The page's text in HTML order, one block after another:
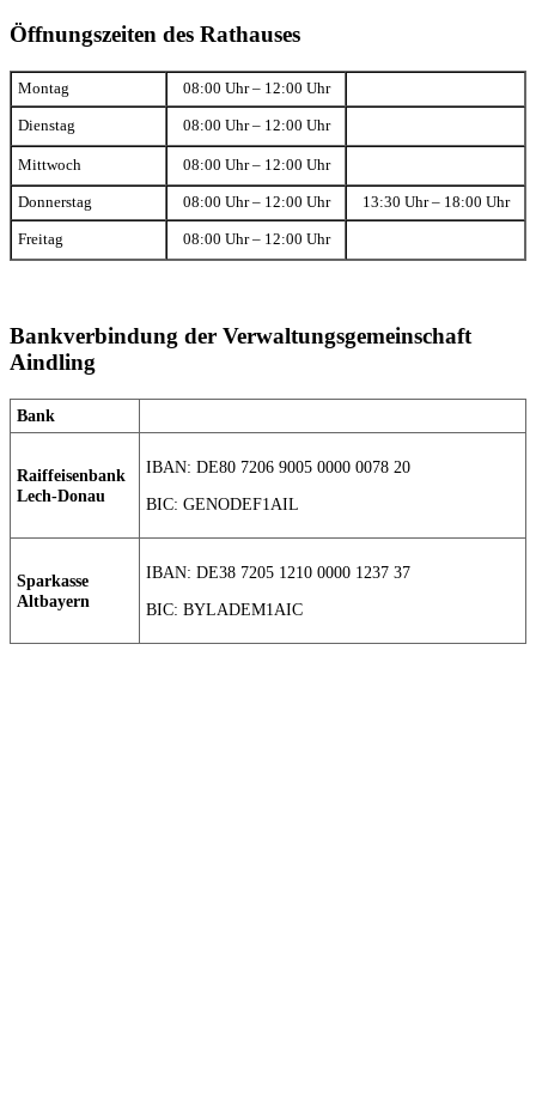
Öffnungszeiten des Rathauses
Montag 08:00 Uhr – 12:00 Uhr
Dienstag 08:00 Uhr – 12:00 Uhr
Mittwoch 08:00 Uhr – 12:00 Uhr
Donnerstag 08:00 Uhr – 12:00 Uhr 13:30 Uhr – 18:00 Uhr
Freitag 08:00 Uhr – 12:00 Uhr
Bankverbindung der Verwaltungsgemeinschaft
Aindling
Bank
Raiffeisenbank
Lech-Donau
IBAN: DE80 7206 9005 0000 0078 20
BIC: GENODEF1AIL
Sparkasse
Altbayern
IBAN: DE38 7205 1210 0000 1237 37
BIC: BYLADEM1AIC